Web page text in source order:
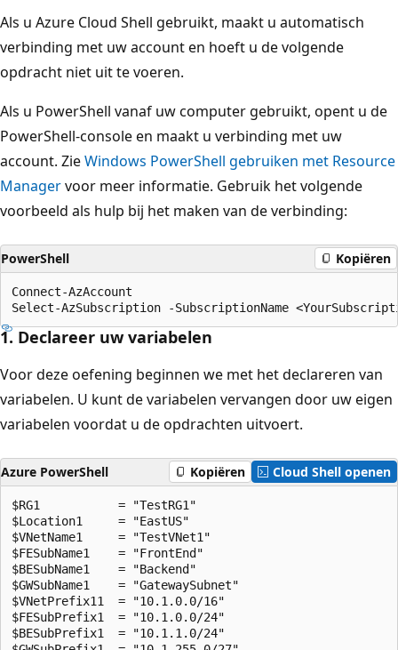
Als u Azure Cloud Shell gebruikt, maakt u automatisch
verbinding met uw account en hoeft u de volgende
opdracht niet uit te voeren.
Als u PowerShell vanaf uw computer gebruikt, opent u de
PowerShell-console en maakt u verbinding met uw
account. ZieWindows PowerShell gebruiken met Resource
Managervoor meer informatie. Gebruik het volgende
voorbeeld als hulp bij het maken van de verbinding:
PowerShell Kopiëren
Connect-AzAccount
1. Declareer uw variabelen
Voor deze oefening beginnen we met het declareren van
variabelen. U kunt de variabelen vervangen door uw eigen
variabelen voordat u de opdrachten uitvoert.
Azure PowerShell Kopiëren Cloud Shell openen
$RG1           = "TestRG1"
$Location1     = "EastUS"
$VNetName1     = "TestVNet1"
$FESubName1    = "FrontEnd"
$BESubName1    = "Backend"
$GWSubName1    = "GatewaySubnet"
$VNetPrefix11  = "10.1.0.0/16"
$FESubPrefix1  = "10.1.0.0/24"
$BESubPrefix1  = "10.1.1.0/24"